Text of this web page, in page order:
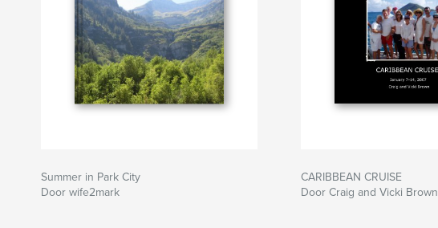
Summer in Park City
Door wife2mark
CARIBBEAN CRUISE
Door Craig and Vicki Brown